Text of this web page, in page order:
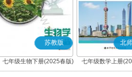
苏教版
七年级生物下册(2025春版)
北
七年级数学上册